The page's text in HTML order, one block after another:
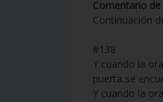
Comentario
Continuación
#138
Y cuando la
puerta se
Y cuando la